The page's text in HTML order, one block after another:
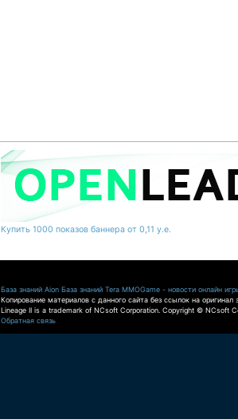
Купить 1000 показов баннера от 0,11 у.е.
База знаний Aion База знаний Tera MMOGame - новости онлайн
Копирование материалов с данного сайта без ссылок на оригинал
Lineage II is a trademark of NCsoft Corporation. Copyright © NCsoft
Обратная связь